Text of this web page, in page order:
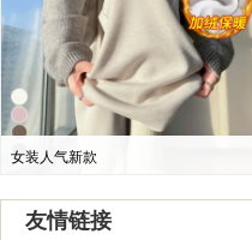
女装人气新款
友情链接